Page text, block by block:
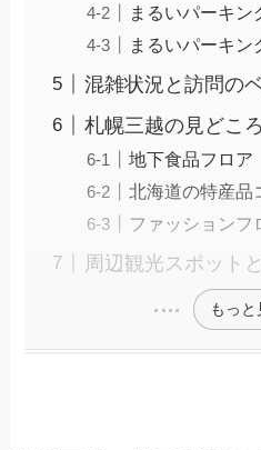
まるいパーキン
まるいパーキン
混雑状況と訪問の
札幌三越の見どこ
地下食品フロア
北海道の特産品
ファッションフ
周辺観光スポット
もっと